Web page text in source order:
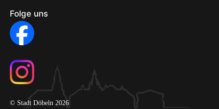
Folge uns
© Stadt Döbeln 2026